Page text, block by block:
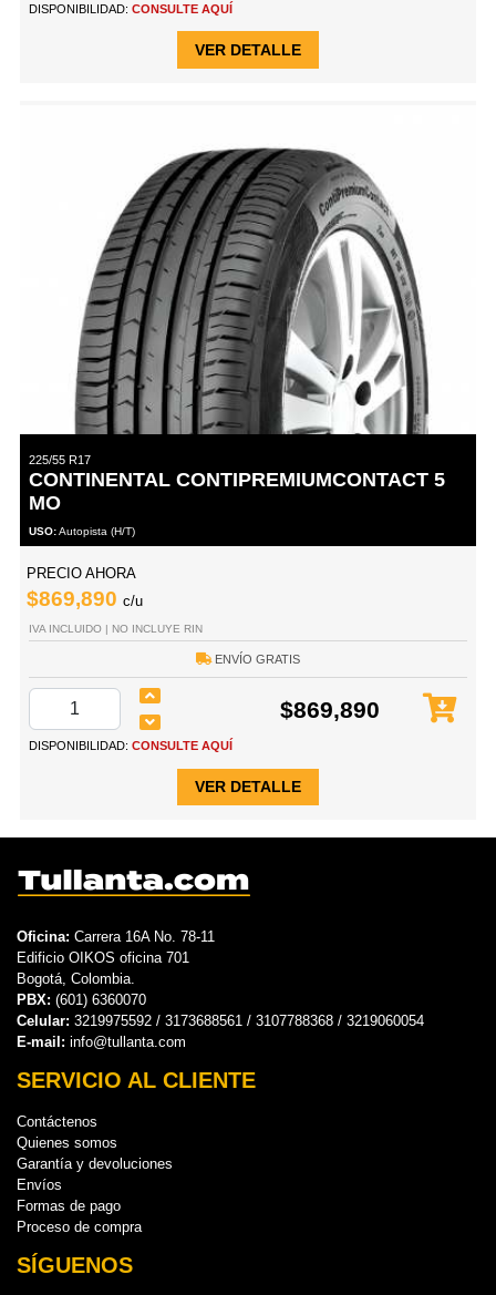
DISPONIBILIDAD: CONSULTE AQUÍ
VER DETALLE
225/55 R17
CONTINENTAL CONTIPREMIUMCONTACT 5
MO
USO:Autopista (H/T)
PRECIO AHORA
$869,890 c/u
IVA INCLUIDO | NO INCLUYE RIN
ENVÍO GRATIS
$869,890
DISPONIBILIDAD: CONSULTE AQUÍ
VER DETALLE
Oficina: Carrera 16A No. 78-11
Edificio OIKOS oficina 701
Bogotá, Colombia.
PBX: (601) 6360070
Celular: 3219975592 / 3173688561 / 3107788368 / 3219060054
E-mail: info@tullanta.com
SERVICIO AL CLIENTE
Contáctenos
Quienes somos
Garantía y devoluciones
Envíos
Formas de pago
Proceso de compra
SÍGUENOS